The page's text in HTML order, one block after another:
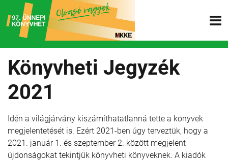
Könyvheti Jegyzék
2021
Idén a világjárvány kiszámíthatatlanná tette a könyvek
megjelentetését is. Ezért 2021-ben úgy terveztük, hogy a
2021. január 1. és szeptember 2. között megjelent
újdonságokat tekintjük könyvheti könyveknek. A kiadók